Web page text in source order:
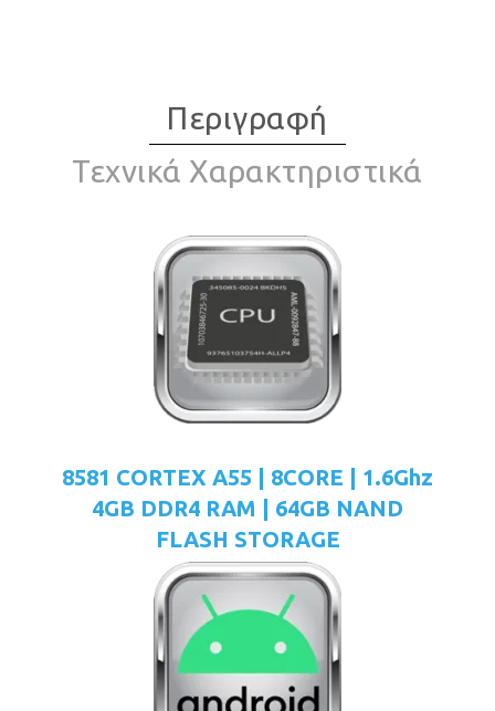
Περιγραφή
Τεχνικά Χαρακτηριστικά
8581 CORTEX A55 | 8CORE | 1.6Ghz
4GB DDR4 RAM | 64GB NAND
FLASH STORAGE